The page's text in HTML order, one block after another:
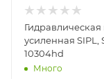
Гидравлическая
усиленная SIPL,
10304hd
Много